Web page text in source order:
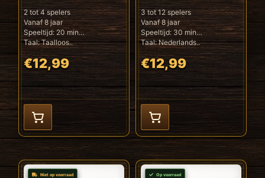
2 tot 4 spelers
Vanaf 8 jaar
Speeltijd: 20 min
Taal: Taalloos..
€12,99
3 tot 12 spelers
Vanaf 8 jaar
Speeltijd: 30 min
Taal: Nederlands..
€12,99
Niet op voorraad Op voorraad